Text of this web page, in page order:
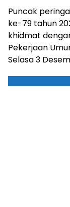
Puncak
ke-79 tahun
khidmat
Pekerjaan
Selasa 3